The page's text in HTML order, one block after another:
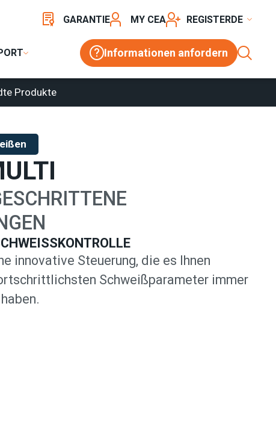
Informationen anfordern
GARANTIE MY CEA REGISTER
/FILIUS MULTI
Produkte
innovative Steuerung, die es Ihnen
Schweißparameter immer